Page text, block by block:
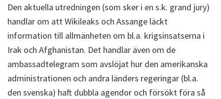
Den aktuella utredningen (som sker i en s.k. grand jury)
handlar om att Wikileaks och Assange läckt
information till allmänheten om bl.a. krigsinsatserna i
Irak och Afghanistan. Det handlar även om de
ambassadtelegram som avslöjat hur den amerikanska
administrationen och andra länders regeringar (bl.a.
den svenska) haft dubbla agendor och försökt föra så